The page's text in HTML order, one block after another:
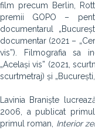
film precum Berlin,
premii GOPO –
documentarul
documentar (2021 –
vis”). Filmografia sa
„Același vis” (2021,
scurtmetraj) și
Lavinia Braniște
2006, a publicat
primul roman,
Interior